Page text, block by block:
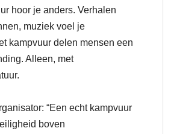
hoor je anders. Verhalen
muziek voel je
kampvuur delen mensen een
Alleen, met
“Een echt kampvuur
boven